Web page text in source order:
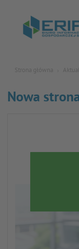
Strona główna
Nowa